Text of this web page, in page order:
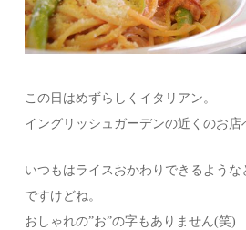
この日はめずらしくイタリアン。
イングリッシュガーデンの近くのお店
いつもはライスおかわりできるよう
ですけどね。
おしゃれの”お”の字もありません(笑)